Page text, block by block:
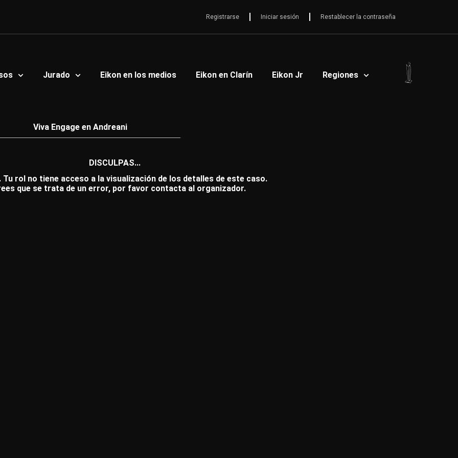
Registrarse Iniciar sesión Restablecer la contraseña
Jurado Eikon en los medios Eikon en Clarín Eikon Jr Regiones
Viva Engage en Andreani
DISCULPAS...
Tu rol no tiene acceso a la visualización de los detalles de este caso.
que se trata de un error, por favor contacta al organizador.